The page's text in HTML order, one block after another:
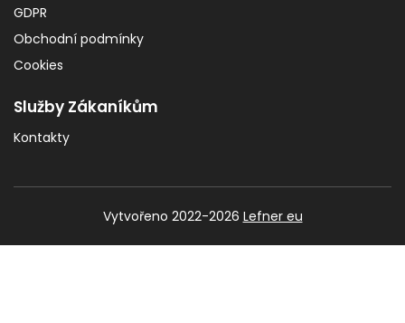
GDPR
Obchodní podmínky
Cookies
Služby Zákaníkům
Kontakty
Vytvořeno 2022-2026 Lefner eu